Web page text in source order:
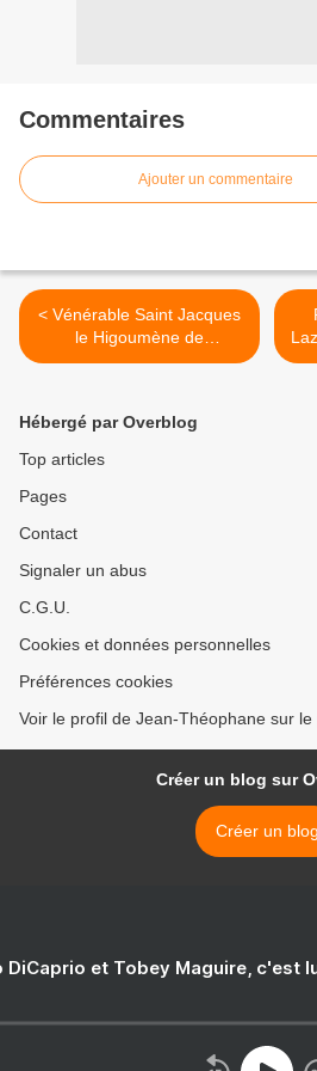
Commentaires
Ajouter un commentaire
< Vénérable Saint Jacques
le Higoumène de
Zheleznoborov
Hébergé par Overblog
Top articles
Pages
Contact
Signaler un abus
C.G.U.
Cookies et données personnelles
Préférences cookies
Voir le profil de Jean-Théophane sur
Créer un blog sur
Créer un blog
DiCaprio et Tobey Maguire, c'est